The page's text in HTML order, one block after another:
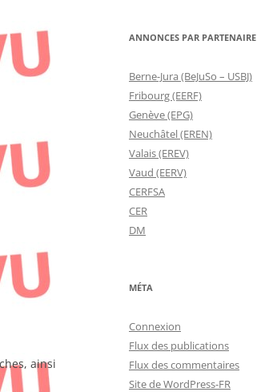
ainsi
ANNONCES PAR PARTENAIRE
Berne-Jura (BeJuSo – USBJ)
Fribourg (EERF)
Genève (EPG)
Neuchâtel (EREN)
Valais (EREV)
Vaud (EERV)
CERFSA
CER
DM
MÉTA
Connexion
Flux des publications
Flux des commentaires
Site de WordPress-FR